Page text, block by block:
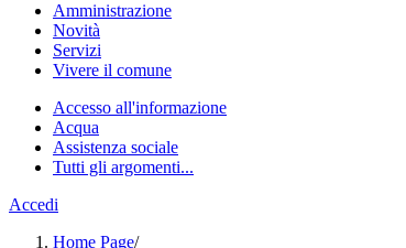
Amministrazione
Novità
Servizi
Vivere il comune
Accesso all'informazione
Acqua
Assistenza sociale
Tutti gli argomenti...
Accedi
Home Page/